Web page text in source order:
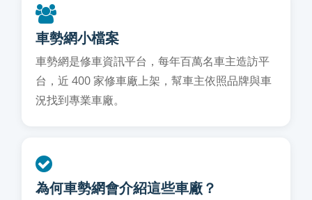
車勢網小檔案
車勢網是修車資訊平台，每年百萬名車主造訪平
台，近 400 家修車廠上架，幫車主依照品牌與車
況找到專業車廠。
為何車勢網會介紹這些車廠？